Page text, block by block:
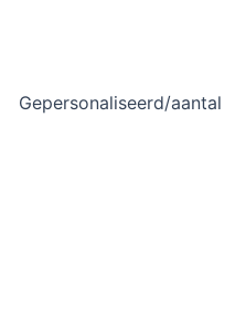
Gepersonaliseerd/aantal